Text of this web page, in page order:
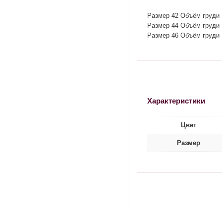
Размер 42 Объём
Размер 44 Объём
Размер 46 Объём
Характеристики
Цвет
Размер